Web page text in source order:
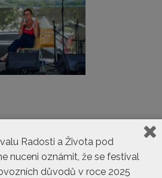
Radosti a Života pod
nuceni oznámit, že se festival
důvodů v roce 2025